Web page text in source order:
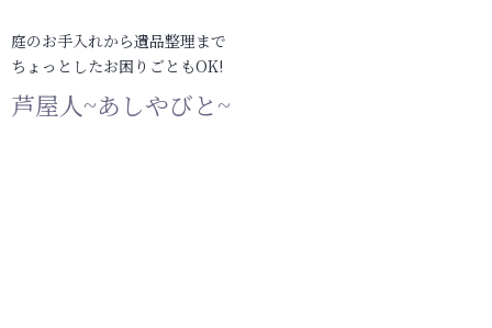
庭のお手入れから遺品整理まで
ちょっとしたお困りごともOK!
芦屋人~あしやびと~